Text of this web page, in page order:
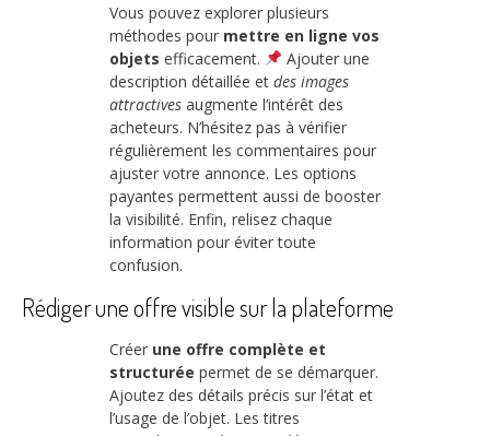
Vous pouvez explorer plusieurs
méthodes pour mettre en ligne vos
objets efficacement.
Ajouter une
description détaillée et des images
attractives augmente l’intérêt des
acheteurs. N’hésitez pas à vérifier
régulièrement les commentaires pour
ajuster votre annonce. Les options
payantes permettent aussi de booster
la visibilité. Enfin, relisez chaque
information pour éviter toute
confusion.
Rédiger une offre visible sur la plateforme
Créer une offre complète et
structurée permet de se démarquer.
Ajoutez des détails précis sur l’état et
l’usage de l’objet. Les titres